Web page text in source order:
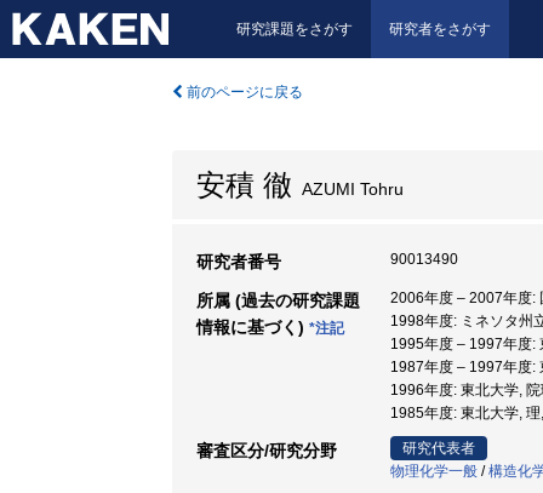
研究課題をさがす 研究者をさがす
前のページに戻る
安積 徹 AZUMI Tohru
研究者番号 90013490
所属 (過去の研究課題
情報に基づく) *注記
2006年度 – 2007年度:
1998年度: ミネソタ州
1995年度 – 1997年度:
1987年度 – 1997年度:
1996年度: 東北大学,
1985年度: 東北大学,
審査区分/研究分野
研究代表者
物理化学一般 /構造化